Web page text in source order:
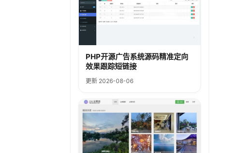
PHP开源广告系统源码精准定向
效果跟踪短链接
更新 2026-08-06